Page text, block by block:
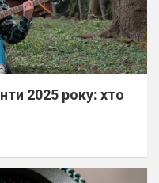
2025 року: хто